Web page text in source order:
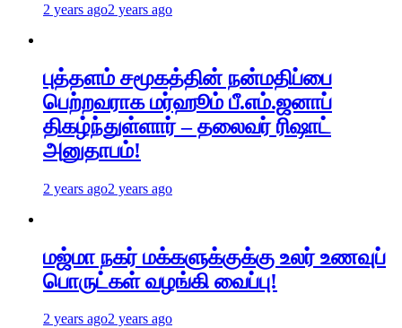
2 years ago2 years ago
புத்தளம் சமூகத்தின் நன்மதிப்பை
பெற்றவராக மர்ஹூம் பீ.எம்.ஜனாப்
திகழ்ந்துள்ளார் – தலைவர் ரிஷாட்
அனுதாபம்!
2 years ago2 years ago
மஜ்மா நகர் மக்களுக்குக்கு உலர் உணவுப்
பொருட்கள் வழங்கி வைப்பு!
2 years ago2 years ago